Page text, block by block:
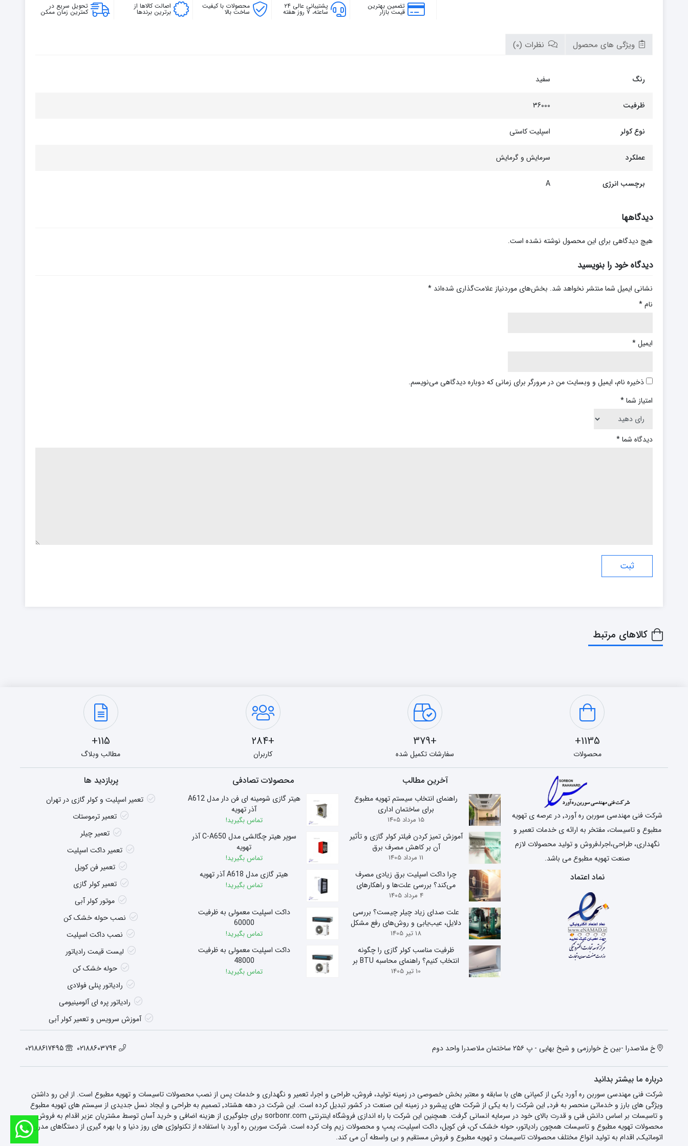
تضمین بهترین
قیمت بازار
پشتیبانی عالی ۲۴
ساعته، ۷ روز هفته
محصولات با کیفیت
ساخت بالا
اصالت کالاها از
برترین برندها
تحویل سریع در
کمترین زمان ممکن
ویژگی های محصول نظرات (0)
رنگ سفید
ظرفیت 36000
نوع کولر اسپلیت کاستی
عملکرد سرمایش و گرمایش
برچسب انرژی A
دیدگاهها
هیچ دیدگاهی برای این محصول نوشته نشده است.
دیدگاه خود را بنویسید
نشانی ایمیل شما منتشر نخواهد شد. بخش‌های موردنیاز علامت‌گذاری شده‌اند *
نام*
ایمیل*
ذخیره نام، ایمیل و وبسایت من در مرورگر برای زمانی که دوباره دیدگاهی می‌نویسم.
امتیاز شما*
دیدگاه شما*
کالاهای مرتبط
1135+
محصولات
+379
سفارشات تکمیل شده
+284
کاربران
115+
مطالب وبلاگ
شرکت فنی مهندسی سوربن ره آورد٬ در عرصه ی تهویه
مطبوع و تاسیسات، مفتخر به ارائه ی خدمات تعمیر و
نگهداری، طراحی،اجرا،فروش و تولید محصولات لازم
صنعت تهویه مطبوع می باشد.
نماد اعتماد
آخرین مطالب
راهنمای انتخاب سیستم تهویه مطبوع
برای ساختمان اداری
15 مرداد 1405
آموزش تمیز کردن فیلتر کولر گازی و تأثیر
آن بر کاهش مصرف برق
11 مرداد 1405
چرا داکت اسپلیت برق زیادی مصرف
می‌کند؟ بررسی علت‌ها و راهکارهای
کاهش مصرف
4 مرداد 1405
علت صدای زیاد چیلر چیست؟ بررسی
دلایل، عیب‌یابی و روش‌های رفع مشکل
18 تیر 1405
ظرفیت مناسب کولر گازی را چگونه
انتخاب کنیم؟ راهنمای محاسبه BTU بر
اساس متراژ
10 تیر 1405
محصولات تصادفی
هیتر گازی شومینه ای فن دار مدل A612
آذر تهویه
تماس بگیرید!
سوپر هیتر چگالشی مدل C-A650 آذر
تهویه
تماس بگیرید!
هیتر گازی مدل A618 آذر تهویه
تماس بگیرید!
داکت اسپلیت معمولی به ظرفیت
60000
تماس بگیرید!
داکت اسپلیت معمولی به ظرفیت
48000
تماس بگیرید!
پربازدید ها
تعمیر اسپلیت و کولر گازی در تهران
تعمیر ترموستات
تعمیر چیلر
تعمیر داکت اسپلیت
تعمیر فن کویل
تعمیر کولر گازی
موتور کولر آبی
نصب حوله خشک کن
نصب داکت اسپلیت
لیست قیمت رادیاتور
حوله خشک کن
رادیاتور پنلی فولادی
رادیاتور پره ای آلومینیومی
آموزش سرویس و تعمیر کولر آبی
خ ملاصدرا -بین خ خوارزمی و شیخ بهایی - پ ۲۵۶ ساختمان ملاصدرا واحد دوم 02188603794
02188617495
درباره ما بیشتر بدانید
شرکت فنی مهندسی سوربن ره آورد یکی از کمپانی های با سابقه و معتبر بخش خصوصی در زمینه تولید، فروش، طراحی و اجرا، تعمیر و نگهداری و خدمات پس از نصب محصولات تاسیسات و تهویه مطبوع است. از این رو داشتن
ویژگی های بارز و خدماتی منحصر به فرد٬ این شرکت را به یکی از شرکت های پیشرو در زمینه این صنعت در کشور تبدیل کرده است. این شرکت در دهه هشتاد٬ تصمیم به طراحی و ایجاد نسل جدیدی از سیستم های تهویه مطبوع
و تاسیسات بر اساس دانش فنی و قدرت بالای خود در سرمایه انسانی گرفت. همچنین این شرکت با راه اندازی فروشگاه اینترنتی sorbonr.com برای جلوگیری از هزینه اضافی و خرید آسان توسط مشتریان عزیر اقدام به فروش
محصولات تهویه مطبوع و تاسیسات همچون رادیاتور، حوله خشک کن، فن کویل، داکت اسپلیت، پمپ و محصولات زیم وات کرده است. شرکت سوربن ره آورد با استفاده از تکنولوژی های روز دنیا و با بهره گیری از دستگاهای مدرن و
اتوماتیک٬ اقدام به تولید انواع مختلف محصولات تاسیسات و تهویه مطبوع و فروش مستقیم و بی واسطه آن می کند.